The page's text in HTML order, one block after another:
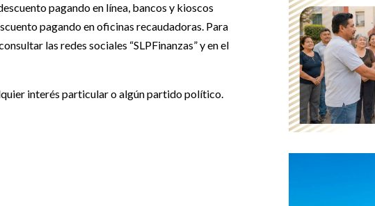
pagando en línea, bancos y kioscos
pagando en oficinas recaudadoras. Para
las redes sociales “SLPFinanzas” y en el
interés particular o algún partido político.